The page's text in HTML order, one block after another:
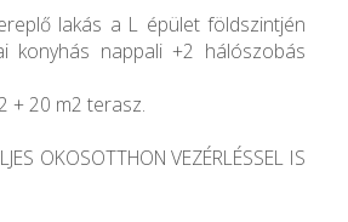
lakás a L épület földszintjén
konyhás nappali +2 hálószobás
+ 20 m2 terasz.
OKOSOTTHON VEZÉRLÉSSEL IS